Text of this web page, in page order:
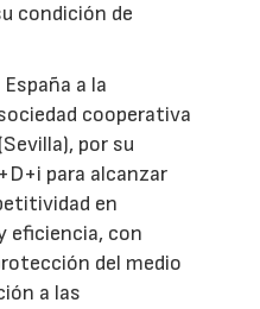
condición de
a la
cooperativa
por su
para alcanzar
en
eficiencia, con
del medio
a las